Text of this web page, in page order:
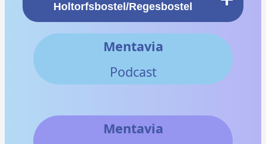
Holtorfsbostel/Regesbostel
Mentavia
Podcast
Mentavia